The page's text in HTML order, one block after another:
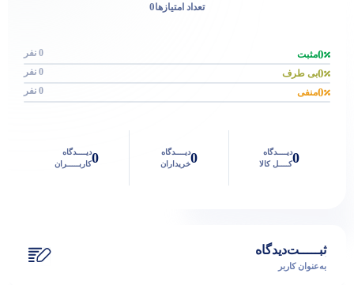
تعداد امتیازها0
0مثبت 0 نفر
0بی طرف 0 نفر
0منفی 0 نفر
0دیــــدگاه
کــــل کالا
0دیــــدگاه
خریداران
0دیــــدگاه
کاربـــــران
ثبـــــت‌دیدگاه
به‌عنوان کاربر